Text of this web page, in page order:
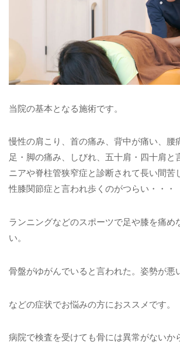
当院の基本となる施術です。
慢性の肩こり、首の痛み、背中が痛い、腰
足・脚の痛み、しびれ、五十肩・四十肩と
ニアや脊柱管狭窄症と診断されて長い間苦
性膝関節症と言われ歩くのがつらい・・・
ランニングなどのスポーツで足や膝を痛め
い。
骨盤がゆがんでいると言われた。姿勢が悪
などの症状でお悩みの方におススメです。
病院で検査を受けても骨には異常がないか